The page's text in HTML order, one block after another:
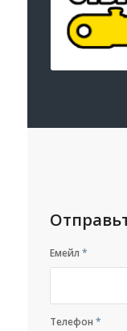
Емейл*
Телефон*